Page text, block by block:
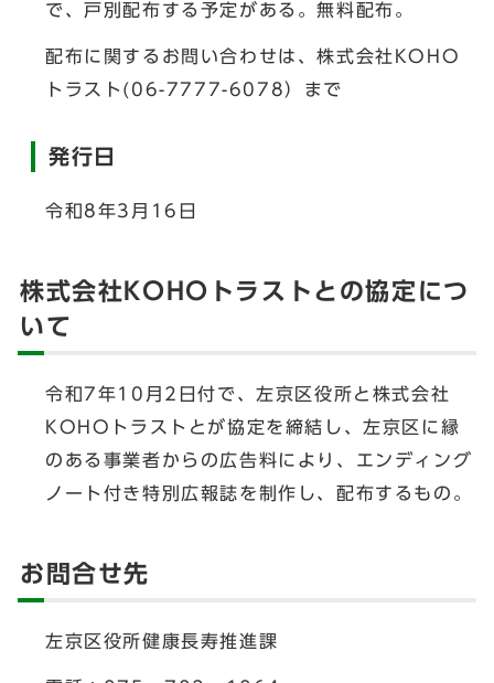
で、戸別配布する予定がある。無料配布。
配布に関するお問い合わせは、株式会社KOHO
トラスト(06-7777-6078）まで
発行日
令和8年3月16日
株式会社KOHOトラストとの協定につ
いて
令和7年10月2日付で、左京区役所と株式会社
KOHOトラストとが協定を締結し、左京区に縁
のある事業者からの広告料により、エンディング
ノート付き特別広報誌を制作し、配布するもの。
お問合せ先
左京区役所健康長寿推進課